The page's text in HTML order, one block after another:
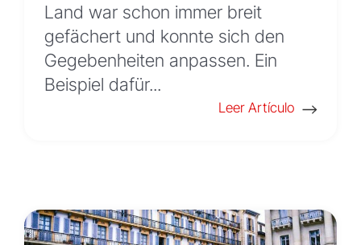
Land war schon immer breit
gefächert und konnte sich den
Gegebenheiten anpassen. Ein
Beispiel dafür...
Leer Artículo